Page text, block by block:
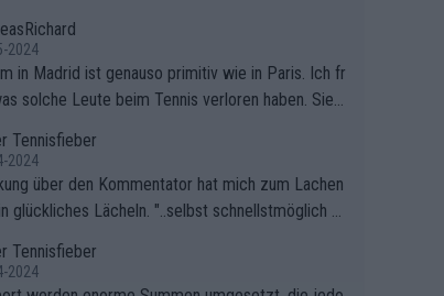
2024
in Madrid ist genauso primitiv wie in Paris. Ich fr
solche Leute beim Tennis verloren haben. Sie s
Tennisfieber
2024
über den Kommentator hat mich zum Lachen
glückliches Lächeln. "..selbst schnellstmöglich na
Tennisfieber
2024